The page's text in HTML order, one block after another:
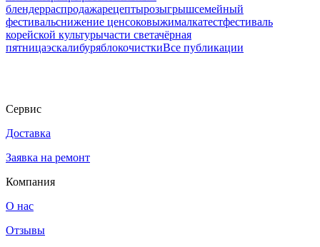
блендерраспродажарецептырозыгрышсемейный
фестивальснижение ценсоковыжималкатестфестиваль
корейской культурычасти светачёрная
пятницаэскалибуряблокочисткиВсе публикации
Сервис
Доставка
Заявка на ремонт
Компания
О нас
Отзывы